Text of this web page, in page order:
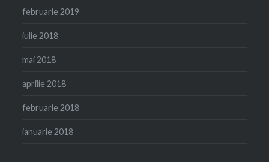
februarie 2019
iulie 2018
mai 2018
aprilie 2018
februarie 2018
ianuarie 2018